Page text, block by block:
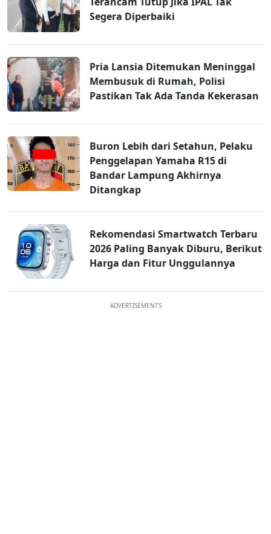
Segera Diperbaiki
Pria Lansia Ditemukan Meninggal
Membusuk di Rumah, Polisi
Pastikan Tak Ada Tanda Kekerasan
Buron Lebih dari Setahun, Pelaku
Penggelapan Yamaha R15 di
Bandar Lampung Akhirnya
Ditangkap
Rekomendasi Smartwatch Terbaru
2026 Paling Banyak Diburu, Berikut
Harga dan Fitur Unggulannya
ADVERTISEMENTS